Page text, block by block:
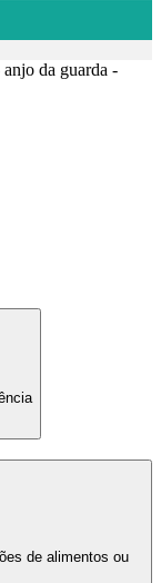
da guarda -
de alimentos ou